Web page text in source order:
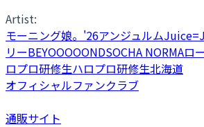
Artist:
モーニング娘。'26アンジュルム
リーBEYOOOOONDSOCHA NORMAロ
ロプロ研修生ハロプロ研修生北海道
オフィシャルファンクラブ
通販サイト